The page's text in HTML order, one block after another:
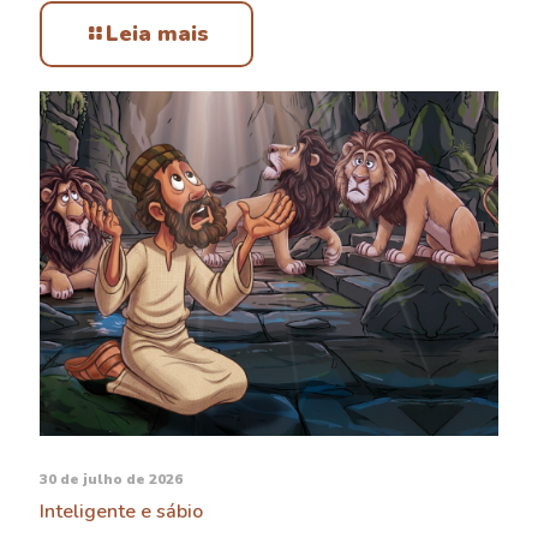
Leia mais
30 de julho de 2026
Inteligente e sábio